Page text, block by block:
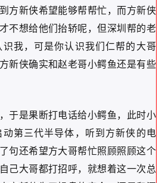
方新侠希望能够帮帮忙，而方新侠
不想给他们抬轿呢，但深圳帮的老
我，可是你认识我们仁帮的大哥
新侠确实和赵老哥小鳄鱼还是有些
于是果断打电话给小鳄鱼，此时小
第三代半导体，听到方新侠的电
句还希望方大哥帮忙照顾照顾这个
己大哥都打招呼，就想着这一次总